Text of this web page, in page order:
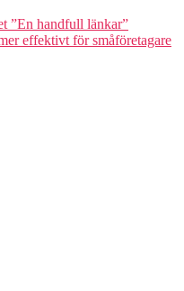
”En handfull länkar”
effektivt för småföretagare